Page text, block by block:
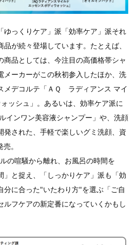
ゆっくりケア」派「効率ケア」派それ
が続々登場しています。たとえば、
商品としては、今注目の高価格帯シャ
メーカーがこの秋初参入したほか、洗
メデコルテ「ＡＱ ラディアンス マイ
ッシュ」。あるいは、効率ケア派に
インワン美容液シャンプー」や、洗顔
発された、手軽で楽しいグミ洗顔、資
。
の喧騒から離れ、お風呂の時間を
」と捉え、「しっかりケア」派も「効
分に合った"いたわり方"を選ぶ「ご自
ルフケアの新定番になっていくかもし